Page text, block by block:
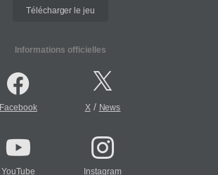
Télécharger le jeu
Informations officielles
Facebook X/ News
YouTube Instagram